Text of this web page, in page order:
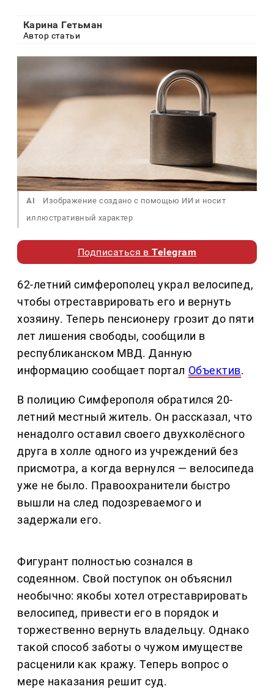
Карина Гетьман
Автор статьи
AI
Изображение создано с помощью ИИ и носит
иллюстративный характер
Подписаться вTelegram
62-летний симферополец украл велосипед,
чтобы отреставрировать его и вернуть
хозяину. Теперь пенсионеру грозит до пяти
лет лишения свободы, сообщили в
республиканском МВД. Данную
информацию сообщает портал Объектив.
В полицию Симферополя обратился 20-
летний местный житель. Он рассказал, что
ненадолго оставил своего двухколёсного
друга в холле одного из учреждений без
присмотра, а когда вернулся — велосипеда
уже не было. Правоохранители быстро
вышли на след подозреваемого и
задержали его.
Фигурант полностью сознался в
содеянном. Свой поступок он объяснил
необычно: якобы хотел отреставрировать
велосипед, привести его в порядок и
торжественно вернуть владельцу. Однако
такой способ заботы о чужом имуществе
расценили как кражу. Теперь вопрос о
мере наказания решит суд.